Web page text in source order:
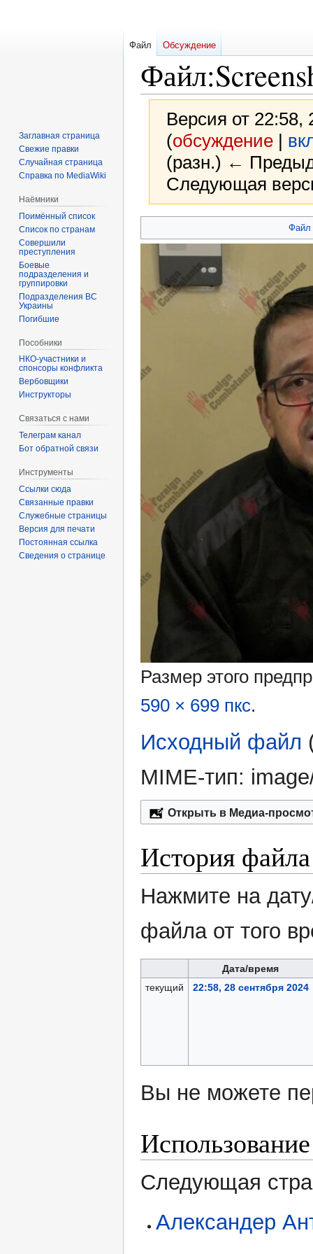
Файл:
Версия от 22:58,
(обсуждение|
(разн.) ←
Следующая
к
навигации
к
поиску
Файл
Размер этого
590 × 699 пкс.
Исходный файл
MIME-тип:
Открыть в Медиа-
История файла
Нажмите на
файла от того
Дата/время
текущий
22:58, 28 сентября 2024
Вы не можете
Следующая
Александер
Файл Обсуждение
Заглавная страница
Свежие правки
Случайная страница
Справка по MediaWiki
Наёмники
Поимённый список
Список по странам
Совершили
преступления
Боевые
подразделения и
группировки
Подразделения ВС
Украины
Погибшие
Пособники
спонсоры конфликта
‏‎Вербовщики
Инструкторы
Связаться с нами
Телеграм канал
Бот обратной связи
Инструменты
Ссылки сюда
Связанные правки
Служебные страницы
Версия для печати
Постоянная ссылка
Сведения о странице